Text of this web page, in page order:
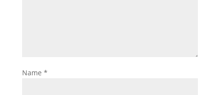
Name *